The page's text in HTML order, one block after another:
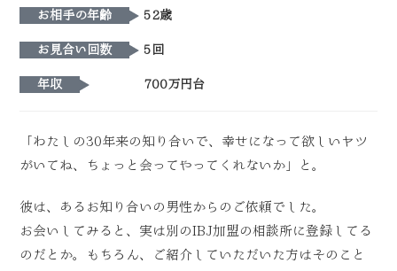
お相手の年齢 52歳
お見合い回数 5回
年収 700万円台
「わたしの30年来の知り合いで、幸せになって欲しいヤツ
がいてね、ちょっと会ってやってくれないか」と。
彼は、あるお知り合いの男性からのご依頼でした。
お会いしてみると、実は別のIBJ加盟の相談所に登録してる
のだとか。もちろん、ご紹介していただいた方はそのこと